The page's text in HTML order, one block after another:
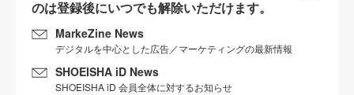
のは登録後にいつでも解除いただけます。
MarkeZine News
デジタルを中心とした広告／マーケティングの最新情報
SHOEISHA iD News
SHOEISHA iD 会員全体に対するお知らせ